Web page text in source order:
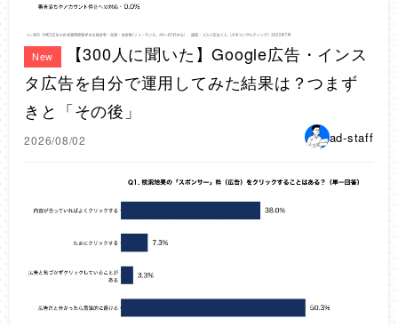
New
【300人に聞いた】Google広告・インス
タ広告を自分で運用してみた結果は？つまず
きと「その後」
2026/08/02 ad-staff